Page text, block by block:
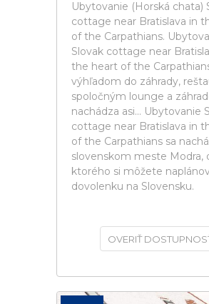
Ubytovanie (Horská chata)
cottage near Bratislava in
of the Carpathians.
Slovak cottage near
the heart of the
výhľadom do záhrady,
spoločným lounge a
nachádza asi... Ubytovanie
cottage near Bratislava in
of the Carpathians sa
slovenskom meste Modra,
ktorého si môžete
dovolenku na Slovensku.
OVERIŤ